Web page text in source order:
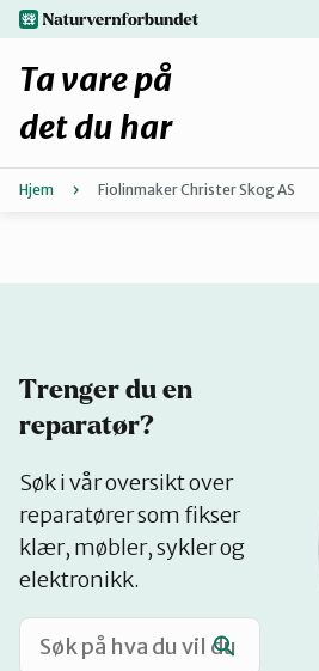
Hopp
til
hovedinnhold
Forbehold
Hvorfor reparere?
Katalog
Mitt navn
naturvernforbundet.no
Ta vare på
det du har
Hjem Fiolinmaker Christer Skog AS
Trenger du en
reparatør?
Søk i vår oversikt over
reparatører som fikser
klær, møbler, sykler og
elektronikk.